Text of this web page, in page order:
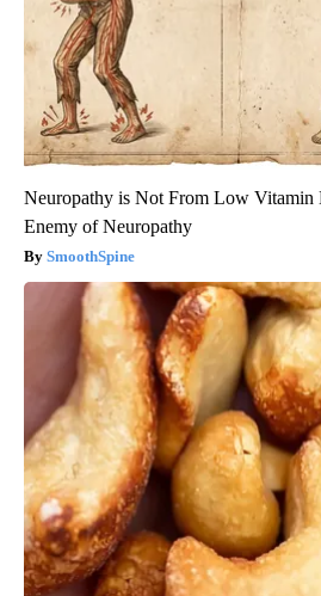
Neuropathy is Not From Low Vitamin
Enemy of Neuropathy
SmoothSpine